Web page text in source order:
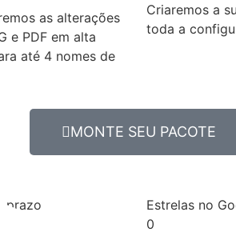
as alterações
e PDF em alta
até 4 nomes de
Criaremos a
toda a
MONTE SEU PACOTE
prazo
Estrelas no
0